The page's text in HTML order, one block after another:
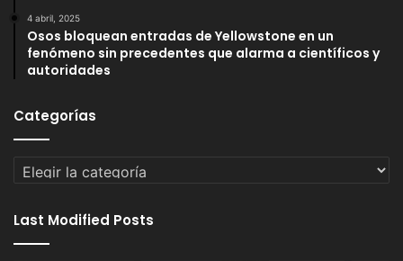
4 abril, 2025
Osos bloquean entradas de Yellowstone en un
fenómeno sin precedentes que alarma a científicos y
autoridades
Categorías
Categorías
Last Modified Posts